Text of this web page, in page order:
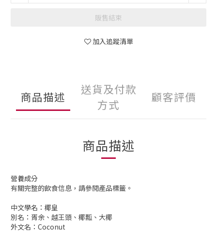
販售結束
加入追蹤清單
商品描述
送貨及付款
方式
顧客評價
商品描述
營養成分
有關完整的飲食信息，請參閱產品標籤。
中文學名：椰皇
別名：胥余、越王頭、椰瓢、大椰
外文名：Coconut